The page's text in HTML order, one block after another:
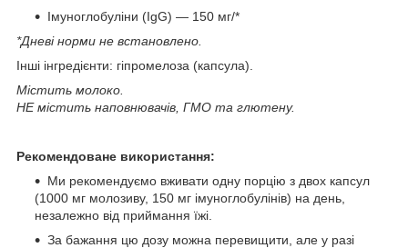
Імуноглобуліни (IgG) — 150 мг/*
*Дневі норми не встановлено.
Інші інгредієнти: гіпромелоза (капсула).
Містить молоко.
НЕ містить наповнювачів, ГМО та глютену.
Рекомендоване використання:
Ми рекомендуємо вживати одну порцію з двох капсул
(1000 мг молозиву, 150 мг імуноглобулінів) на день,
незалежно від приймання їжі.
За бажання цю дозу можна перевищити, але у разі